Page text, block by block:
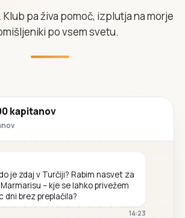
Klub pa živa pomoč, izplutja na morje
po vsem svetu.
kapitanov
je zdaj v Turčiji? Rabim nasvet za
– kje se lahko privežem
dni brez preplačila?
14:23